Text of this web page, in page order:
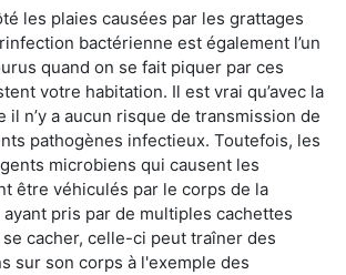
les plaies causées par les grattages
bactérienne est également l’un
quand on se fait piquer par ces
votre habitation. Il est vrai qu’avec la
il n’y a aucun risque de transmission de
pathogènes infectieux. Toutefois, les
microbiens qui causent les
être véhiculés par le corps de la
pris par de multiples cachettes
cacher, celle-ci peut traîner des
sur son corps à l'exemple des